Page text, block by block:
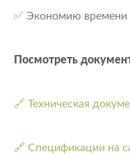
✅ Экономию времени
Посмотреть
🔗 Техническая
🔗 Спецификации на